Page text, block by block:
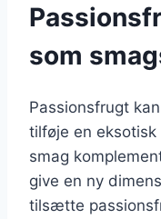
som
Passionsfrugt
tilføje en eksotisk
smag
give en ny
tilsætte